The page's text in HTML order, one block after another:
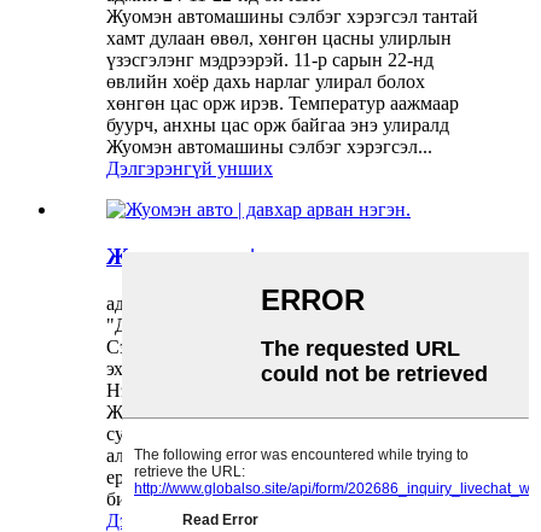
Жуомэн автомашины сэлбэг хэрэгсэл тантай
хамт дулаан өвөл, хөнгөн цасны улирлын
үзэсгэлэнг мэдрээрэй. 11-р сарын 22-нд
өвлийн хоёр дахь нарлаг улирал болох
хөнгөн цас орж ирэв. Температур аажмаар
буурч, анхны цас орж байгаа энэ улиралд
Жуомэн автомашины сэлбэг хэрэгсэл...
Дэлгэрэнгүй унших
Жуомэн авто | давхар арван нэгэн.
админ 24-11-11-нд бичсэн
"Давхар Арван Нэг Жуомэнгийн Авто
Сэлбэгийн Баяр наадам, шинэ аялал
эхлүүлээрэй" Энэхүү Давхар Арван
Нэгдүгээр Баяр наадмын давалгаанд
Жуомэнгийн Авто Сэлбэг хэрэгсэл нь тод
сувд шиг, автомашин худалдан авагчдын
алсын хараанд гэрэлтэж байна. Автомашины
ертөнцөд дагалдах хэрэгсэл нь хүний ​​
биеийн эрхтэнтэй адил бөгөөд тус бүр...
Дэлгэрэнгүй унших